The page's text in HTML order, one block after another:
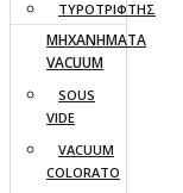
ΤΥΡΟΤΡΙΦΤΗΣ
ΜΗΧΑΝΗΜΑΤΑ
VACUUM
SOUS
VIDE
VACUUM
COLORATO